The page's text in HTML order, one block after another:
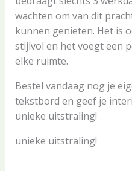
wachten om van dit
kunnen genieten. Het is
stijlvol en het voegt een
elke ruimte.
Bestel vandaag nog je
tekstbord en geef je
unieke uitstraling!
unieke uitstraling!